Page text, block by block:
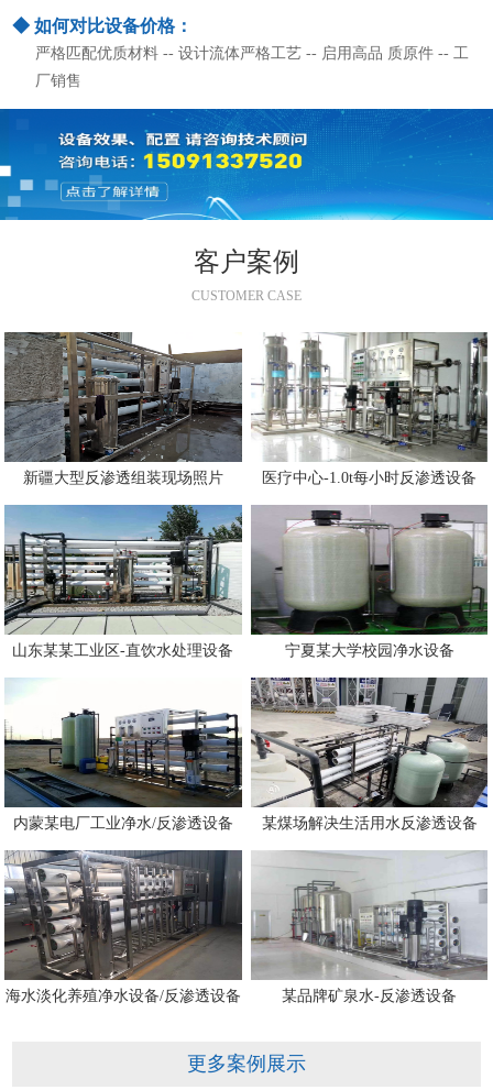
◆ 如何对比设备价格：
严格匹配优质材料 -- 设计流体严格工艺 -- 启用高品 质原件 -- 工
厂销售
客户案例
CUSTOMER CASE
新疆大型反渗透组装现场照片 医疗中心-1.0t每小时反渗透设备
山东某某工业区-直饮水处理设备 宁夏某大学校园净水设备
内蒙某电厂工业净水/反渗透设备 某煤场解决生活用水反渗透设备
海水淡化养殖净水设备/反渗透设备 某品牌矿泉水-反渗透设备
更多案例展示